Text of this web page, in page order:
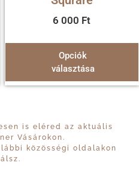
6 000 Ft
Opciók
választása
is eléred az aktuális
Vásárokon.
közösségi oldalakon